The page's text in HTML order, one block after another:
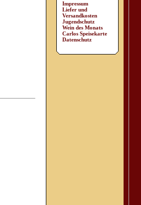
Impressum
Liefer und
Versandkosten
Jugendschutz
Wein des Monats
Carlos Speisekarte
Datenschutz